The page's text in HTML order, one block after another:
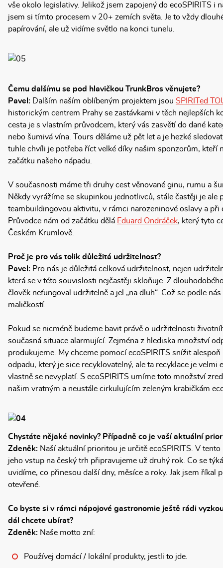
vše okolo legislativy. Jelikož jsem zapojený do ecoSPIRITS i
jsem si tímto procesem v 20+ zemích světa. Je to vždy
papírování, ale už vidíme světlo na konci tunelu.
Čemu dalšímu se pod hlavičkou TrunkBros věnujete?
Pavel: Dalším naším oblíbeným projektem jsou SPIRITed
historickým centrem Prahy se zastávkami v těch nejlepších
cesta je s vlastním průvodcem, který vás zasvětí do dané
nebo šumivá vína. Tours děláme už pět let a je hezké
tuhle chvíli je potřeba říct velké díky našim sponzorům, kteří
začátku našeho nápadu.
V současnosti máme tři druhy cest věnované ginu, rumu a
Někdy vyrážíme se skupinkou jednotlivců, stále častěji je ale
teambuildingovou aktivitu, v rámci narozeninové oslavy a při
Průvodce nám od začátku dělá Eduard Ondráček, který tyto
Českém Krumlově.
Proč je pro vás tolik důležitá udržitelnost?
Pavel: Pro nás je důležitá celková udržitelnost, nejen
která se v této souvislosti nejčastěji skloňuje. Z
člověk nefungoval udržitelně a jel „na dluh“. Což se podle
maličkostí.
Pokud se nicméně budeme bavit právě o udržitelnosti
současná situace alarmující. Zejména z hlediska množství
produkujeme. My chceme pomocí ecoSPIRITS snížit
odpadu, který je sice recyklovatelný, ale ta recyklace je velmi
vlastně se nevyplatí. S ecoSPIRITS umíme toto množství
našim vratným a neustále cirkulujícím zeleným krabičkám
Chystáte nějaké novinky? Případně co je vaší aktuální
Zdeněk: Naší aktuální prioritou je určitě ecoSPIRITS. V
jeho vstup na český trh připravujeme už druhý rok. Co se
uvidíme, co přinesou další dny, měsíce a roky. Jak jsem říkal
otevřené.
Co byste si v rámci nápojové gastronomie ještě rádi
dál chcete ubírat?
Zdeněk: Naše motto zní:
Používej domácí / lokální produkty, jestli to jde.